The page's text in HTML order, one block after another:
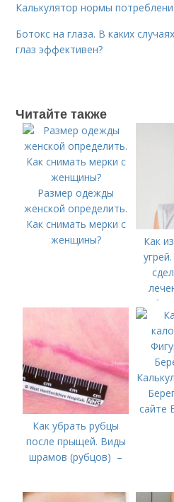
Калькулятор нормы
Ботокс на глаза. В каких
глаз эффективен?
Читайте также
Размер одежды
женской определить.
Как снимать мерки с
женщины?
Как
Как убрать рубцы
после прыщей. Виды
шрамов (рубцов) –
сайте